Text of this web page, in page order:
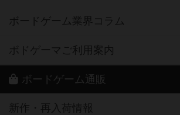
ボードゲーム業界コラム
ボドゲーマご利用案内
ボードゲーム通販
新作・再入荷情報